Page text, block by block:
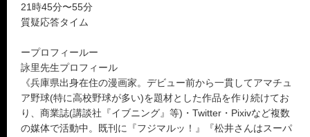
21時45分〜55分
質疑応答タイム
ープロフィールー
詠里先生プロフィール
《兵庫県出身在住の漫画家。デビュー前から一貫してアマチュ
ア野球(特に高校野球が多い)を題材とした作品を作り続けてお
り、商業誌(講談社『イブニング』等)・Twitter・Pixivなど複数
の媒体で活動中。既刊に『フジマルッ！』『松井さんはスーパ